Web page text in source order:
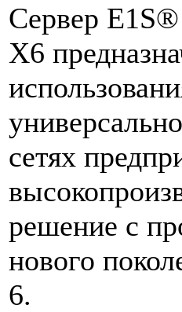
Сервер
X6
сетях
решение с
нового
6.